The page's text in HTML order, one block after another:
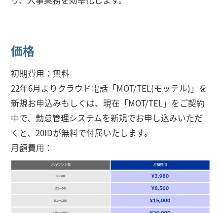
価格
初期費用：無料
22年6月よりクラウド電話「MOT/TEL(モッテル)」を
新規お申込みもしくは、現在「MOT/TEL」をご契約
中で、勤怠管理システムを新規でお申し込みいただ
くと、20IDが無料で付属いたします。
月額費用：